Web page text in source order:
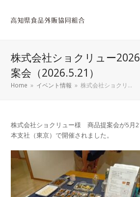
株式会社ショクリュー
案会（2026.5.21）
Home » イベント情報 » 株式会社ショクリ…
株式会社ショクリュー様 商品提案会が5月
本支社（東京）で開催されました。